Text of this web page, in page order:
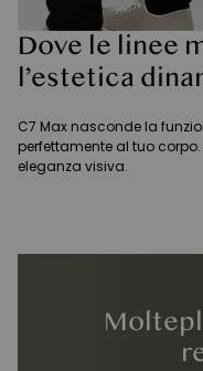
Dove le linee
l’estetica
C7 Max nasconde la
perfettamente al tuo
eleganza visiva.